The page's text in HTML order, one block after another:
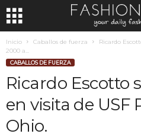
Inicio Caballos de fuerza
Ricardo
2000 a...
CABALLOS DE FUERZA
Ricardo Escotto
en visita de USF
Ohio.